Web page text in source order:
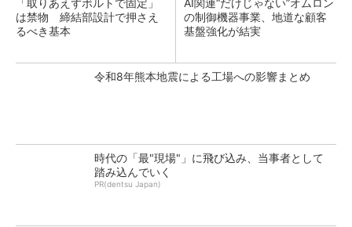
は禁物 締結部設計で押さえ
るべき基本
の制御機器事業、地道な顧客
基盤強化が結実
令和8年熊本地震による工場への影響まとめ
時代の「最"現場"」に飛び込み、当事者として
踏み込んでいく
PR(dentsu Japan)